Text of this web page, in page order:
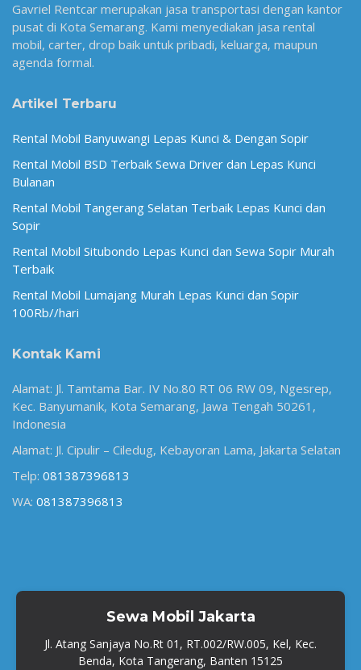
Gavriel Rentcar merupakan jasa transportasi dengan kantor
pusat di Kota Semarang. Kami menyediakan jasa rental
mobil, carter, drop baik untuk pribadi, keluarga, maupun
agenda formal.
Artikel Terbaru
Rental Mobil Banyuwangi Lepas Kunci & Dengan Sopir
Rental Mobil BSD Terbaik Sewa Driver dan Lepas Kunci
Bulanan
Rental Mobil Tangerang Selatan Terbaik Lepas Kunci dan
Sopir
Rental Mobil Situbondo Lepas Kunci dan Sewa Sopir Murah
Terbaik
Rental Mobil Lumajang Murah Lepas Kunci dan Sopir
100Rb//hari
Kontak Kami
Alamat: Jl. Tamtama Bar. IV No.80 RT 06 RW 09, Ngesrep,
Kec. Banyumanik, Kota Semarang, Jawa Tengah 50261,
Indonesia
Alamat: Jl. Cipulir – Ciledug, Kebayoran Lama, Jakarta Selatan
Telp: 081387396813
WA: 081387396813
Sewa Mobil Jakarta
Jl. Atang Sanjaya No.Rt 01, RT.002/RW.005, Kel, Kec.
Benda, Kota Tangerang, Banten 15125